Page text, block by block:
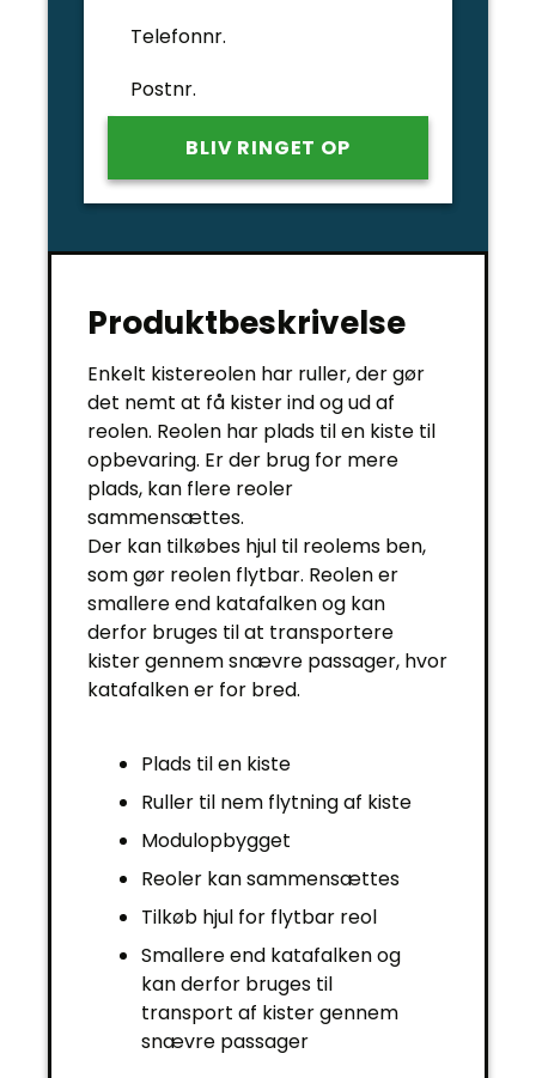
Telefonnr.
Postnr.
Produktbeskrivelse
Enkelt kistereolen har ruller, der gør
det nemt at få kister ind og ud af
reolen. Reolen har plads til en kiste til
opbevaring. Er der brug for mere
plads, kan flere reoler
sammensættes.
Der kan tilkøbes hjul til reolems ben,
som gør reolen flytbar. Reolen er
smallere end katafalken og kan
derfor bruges til at transportere
kister gennem snævre passager, hvor
katafalken er for bred.
Plads til en kiste
Ruller til nem flytning af kiste
Modulopbygget
Reoler kan sammensættes
Tilkøb hjul for flytbar reol
Smallere end katafalken og
kan derfor bruges til
transport af kister gennem
snævre passager